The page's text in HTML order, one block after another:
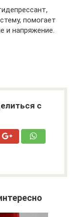
помогает
и напряжение.
с